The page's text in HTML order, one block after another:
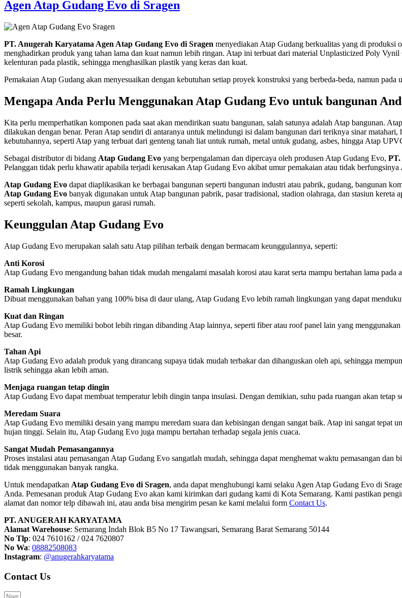
Agen Atap Gudang Evo di Sragen
PT. Anugerah Karyatama Agen Atap Gudang Evo di Sragen menyediakan Atap Gudang berkualitas yang di produksi
menghadirkan produk yang tahan lama dan kuat namun lebih ringan. Atap ini terbuat dari material Unplasticized Poly
kelenturan pada plastik, sehingga menghasilkan plastik yang keras dan kuat.
Pemakaian Atap Gudang akan menyesuaikan dengan kebutuhan setiap proyek konstruksi yang berbeda-beda, namun
Mengapa Anda Perlu Menggunakan Atap Gudang Evo untuk bangunan
Kita perlu memperhatikan komponen pada saat akan mendirikan suatu bangunan, salah satunya adalah Atap bangunan.
dilakukan dengan benar. Peran Atap sendiri di antaranya untuk melindungi isi dalam bangunan dari teriknya sinar matahari,
kebutuhannya, seperti Atap yang terbuat dari genteng tanah liat untuk rumah, metal untuk gudang, asbes, hingga Atap
Sebagai distributor di bidang Atap Gudang Evo yang berpengalaman dan dipercaya oleh produsen Atap Gudang Evo,
Pelanggan tidak perlu khawatir apabila terjadi kerusakan Atap Gudang Evo akibat umur pemakaian atau tidak
Atap Gudang Evo dapat diaplikasikan ke berbagai bangunan seperti bangunan industri atau pabrik, gudang, bangunan
Atap Gudang Evo banyak digunakan untuk Atap bangunan pabrik, pasar tradisional, stadion olahraga, dan stasiun kereta
seperti sekolah, kampus, maupun garasi rumah.
Keunggulan Atap Gudang Evo
Atap Gudang Evo merupakan salah satu Atap pilihan terbaik dengan bermacam keunggulannya, seperti:
Anti Korosi
Atap Gudang Evo mengandung bahan tidak mudah mengalami masalah korosi atau karat serta mampu bertahan lama pada
Ramah Lingkungan
Dibuat menggunakan bahan yang 100% bisa di daur ulang, Atap Gudang Evo lebih ramah lingkungan yang dapat
Kuat dan Ringan
Atap Gudang Evo memiliki bobot lebih ringan dibanding Atap lainnya, seperti fiber atau roof panel lain yang
besar.
Tahan Api
Atap Gudang Evo adalah produk yang dirancang supaya tidak mudah terbakar dan dihanguskan oleh api, sehingga
listrik sehingga akan lebih aman.
Menjaga ruangan tetap dingin
Atap Gudang Evo dapat membuat temperatur lebih dingin tanpa insulasi. Dengan demikian, suhu pada ruangan akan tetap
Meredam Suara
Atap Gudang Evo memiliki desain yang mampu meredam suara dan kebisingan dengan sangat baik. Atap ini sangat
hujan tinggi. Selain itu, Atap Gudang Evo juga mampu bertahan terhadap segala jenis cuaca.
Sangat Mudah Pemasangannya
Proses instalasi atau pemasangan Atap Gudang Evo sangatlah mudah, sehingga dapat menghemat waktu pemasangan
tidak menggunakan banyak rangka.
Untuk mendapatkan Atap Gudang Evo di Sragen, anda dapat menghubungi kami selaku Agen Atap Gudang Evo di
Anda. Pemesanan produk Atap Gudang Evo akan kami kirimkan dari gudang kami di Kota Semarang. Kami pastikan
alamat dan nomor telp dibawah ini, atau anda bisa mengirim pesan ke kami melalui form Contact Us.
PT. ANUGERAH KARYATAMA
Alamat Warehouse: Semarang Indah Blok B5 No 17 Tawangsari, Semarang Barat Semarang 50144
No Tlp: 024 7610162 / 024 7620807
No Wa: 08882508083
Instagram: @anugerahkaryatama
Contact Us